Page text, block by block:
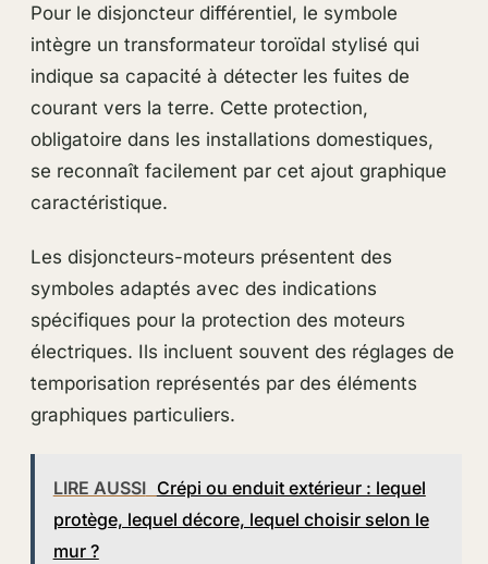
Pour le disjoncteur différentiel, le symbole
intègre un transformateur toroïdal stylisé qui
indique sa capacité à détecter les fuites de
courant vers la terre. Cette protection,
obligatoire dans les installations domestiques,
se reconnaît facilement par cet ajout graphique
caractéristique.
Les disjoncteurs-moteurs présentent des
symboles adaptés avec des indications
spécifiques pour la protection des moteurs
électriques. Ils incluent souvent des réglages de
temporisation représentés par des éléments
graphiques particuliers.
LIRE AUSSI Crépi ou enduit extérieur : lequel
protège, lequel décore, lequel choisir selon le
mur ?